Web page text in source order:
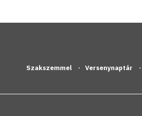
Szakszemmel Versenynaptár